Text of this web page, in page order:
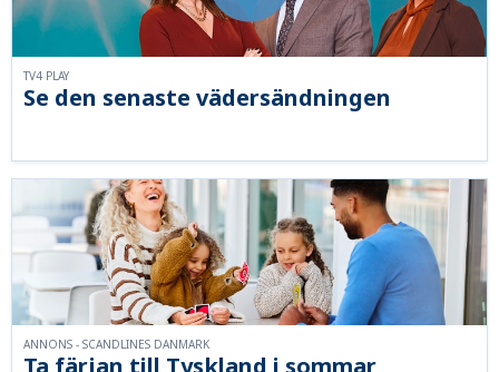
Se den senaste vädersändningen
TV4 PLAY
ANNONS - SCANDLINES DANMARK